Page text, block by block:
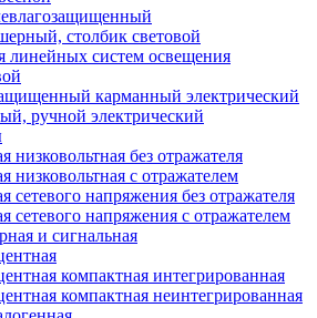
столбик световой
линейных систем освещения
карманный электрический
ручной электрический
низковольтная без отражателя
низковольтная с отражателем
сетевого напряжения без отражателя
сетевого напряжения с отражателем
и сигнальная
компактная интегрированная
компактная неинтегрированная